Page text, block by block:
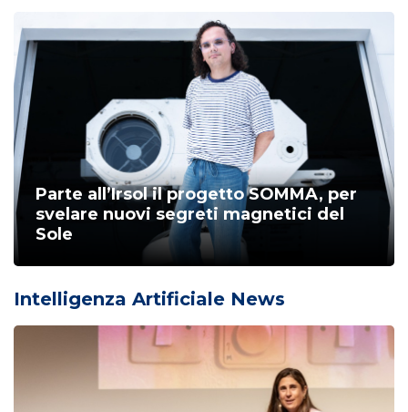
Parte all’Irsol il progetto SOMMA, per
svelare nuovi segreti magnetici del
Sole
Intelligenza Artificiale News